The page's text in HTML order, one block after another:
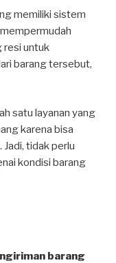
memiliki sistem
resi untuk
barang tersebut,
satu layanan yang
karena bisa
tidak perlu
kondisi barang
barang